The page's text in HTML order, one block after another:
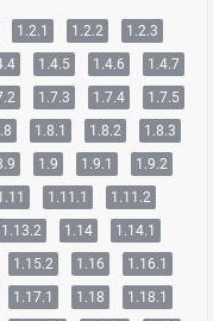
1.2.1 1.2.2
1.2.3
1.4.5 1.4.6
1.4.7
1.7.3 1.7.4
1.7.5
1.8.1 1.8.2
1.8.3
1.9 1.9.1
1.9.2
1.11.1
1.11.2
1.13.2 1.14
1.14.1
1.15.2 1.16
1.16.1
1.17.1 1.18
1.18.1